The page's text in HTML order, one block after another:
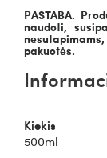
PASTABA.
naudoti,
pakuotės.
Kiekis
500ml